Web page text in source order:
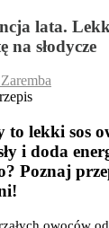
lata.
na słodycze
to lekki sos
i doda
Poznaj